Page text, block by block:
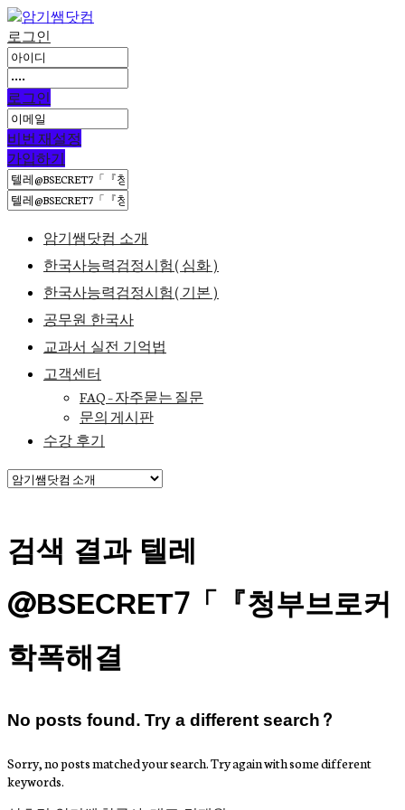
로그인
로그인
비번 재설정
가입하기
암기쌤닷컴 소개
한국사능력검정시험(심화)
한국사능력검정시험(기본)
공무원 한국사
교과서 실전 기억법
고객센터
FAQ – 자주묻는 질문
문의 게시판
수강 후기
검색 결과 텔레
@BSECRET7「『청부브로커
학폭해결
No posts found. Try a different search?
Sorry, no posts matched your search. Try again with some different
keywords.